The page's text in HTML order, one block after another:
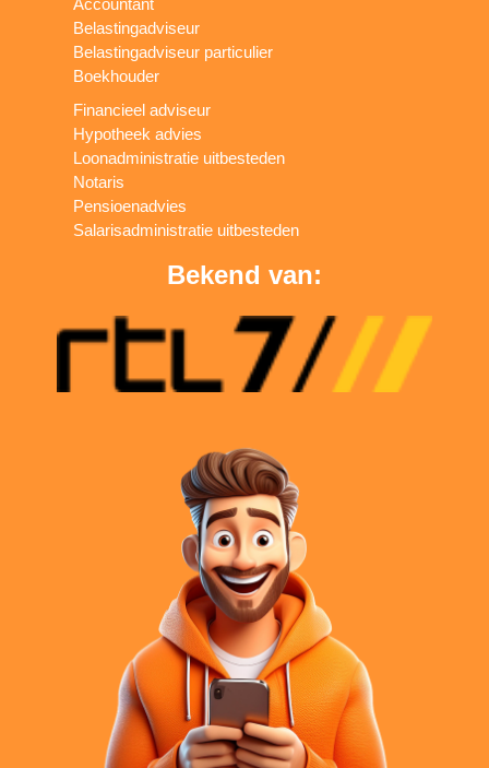
Accountant
Belastingadviseur
Belastingadviseur particulier
Boekhouder
Financieel adviseur
Hypotheek advies
Loonadministratie uitbesteden
Notaris
Pensioenadvies
Salarisadministratie uitbesteden
Bekend van: